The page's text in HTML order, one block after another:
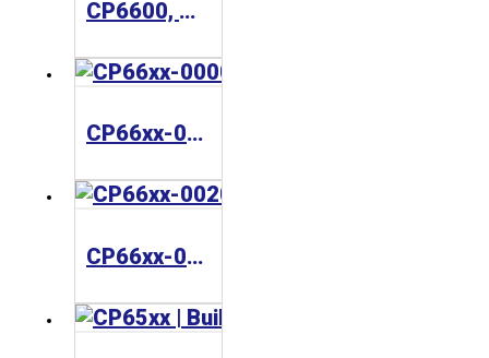
CP6600, CP6606 | Built-in Panel PC
CP66xx-0000 | “Economy” built-in Control Panel with Ethernet interface
CP66xx-0020 | Panel PC with ARM Cortex™-A8